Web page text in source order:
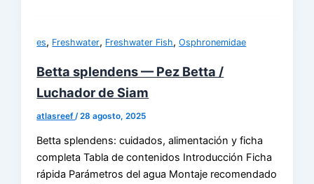
es, Freshwater, Freshwater Fish,Osphronemidae
Betta splendens — Pez Betta /
Luchador de Siam
atlasreef /28 agosto, 2025
Betta splendens: cuidados, alimentación y ficha
completa Tabla de contenidos Introducción Ficha
rápida Parámetros del agua Montaje recomendado